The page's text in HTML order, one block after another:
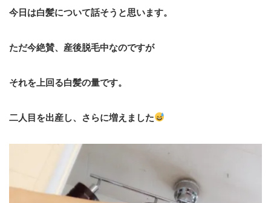
今日は白髪について話そうと思います。
ただ今絶賛、産後脱毛中なのですが
それを上回る白髪の量です。
二人目を出産し、さらに増えました